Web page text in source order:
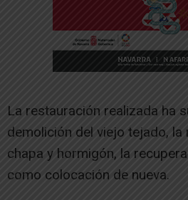
La restauración realizada ha
demolición del viejo tejado,
chapa y hormigón, la
como colocación de nueva.